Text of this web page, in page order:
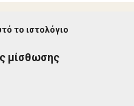
το ιστολόγιο
μίσθωσης